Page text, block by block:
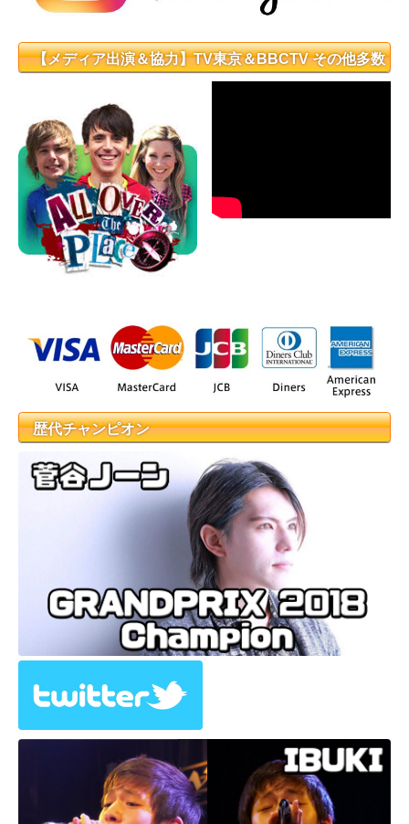
【メディア出演＆協力】TV東京＆BBCTV その他多数
歴代チャンピオン